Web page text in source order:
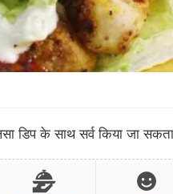
डिप के साथ सर्व किया जा